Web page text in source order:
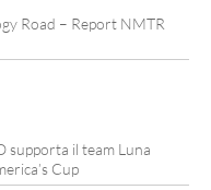
Road – Report NMTR
supporta il team Luna
Cup